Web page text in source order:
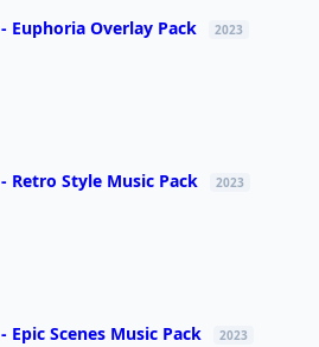
Euphoria Overlay Pack 2023
Retro Style Music Pack 2023
Epic Scenes Music Pack 2023